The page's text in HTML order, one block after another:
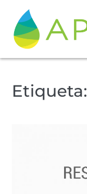
Etiqueta: